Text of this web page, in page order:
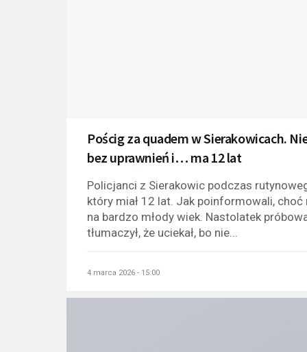
Pościg za quadem w Sierakowicach.
bez uprawnień i… ma 12 lat
Policjanci z Sierakowic podczas
który miał 12 lat. Jak poinformowali, choć
na bardzo młody wiek. Nastolatek
tłumaczył, że uciekał, bo nie...
4 marca 2026 - 15:00